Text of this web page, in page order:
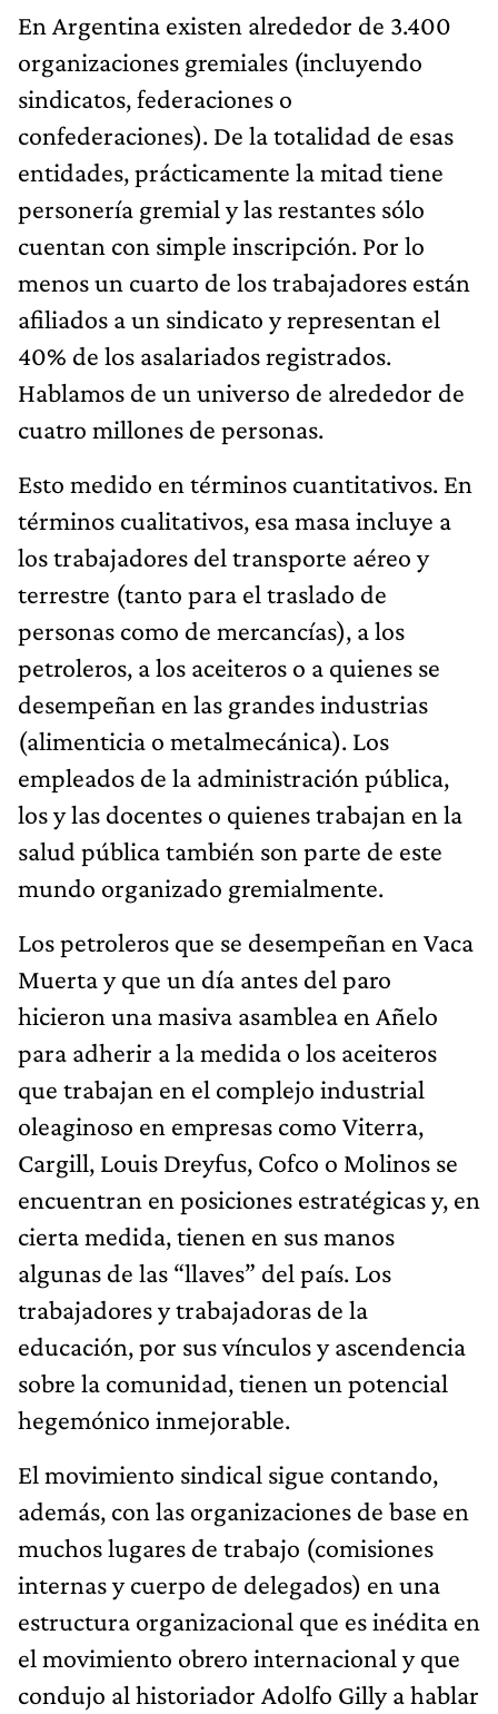
En Argentina existen alrededor de 3.400
organizaciones gremiales (incluyendo
sindicatos, federaciones o
confederaciones). De la totalidad de esas
entidades, prácticamente la mitad tiene
personería gremial y las restantes sólo
cuentan con simple inscripción. Por lo
menos un cuarto de los trabajadores están
afiliados a un sindicato y representan el
40% de los asalariados registrados.
Hablamos de un universo de alrededor de
cuatro millones de personas.
Esto medido en términos cuantitativos. En
términos cualitativos, esa masa incluye a
los trabajadores del transporte aéreo y
terrestre (tanto para el traslado de
personas como de mercancías), a los
petroleros, a los aceiteros o a quienes se
desempeñan en las grandes industrias
(alimenticia o metalmecánica). Los
empleados de la administración pública,
los y las docentes o quienes trabajan en la
salud pública también son parte de este
mundo organizado gremialmente.
Los petroleros que se desempeñan en Vaca
Muerta y que un día antes del paro
hicieron una masiva asamblea en Añelo
para adherir a la medida o los aceiteros
que trabajan en el complejo industrial
oleaginoso en empresas como Viterra,
Cargill, Louis Dreyfus, Cofco o Molinos se
encuentran en posiciones estratégicas y, en
cierta medida, tienen en sus manos
algunas de las “llaves” del país. Los
trabajadores y trabajadoras de la
educación, por sus vínculos y ascendencia
sobre la comunidad, tienen un potencial
hegemónico inmejorable.
El movimiento sindical sigue contando,
además, con las organizaciones de base en
muchos lugares de trabajo (comisiones
internas y cuerpo de delegados) en una
estructura organizacional que es inédita en
el movimiento obrero internacional y que
condujo al historiador Adolfo Gilly a hablar